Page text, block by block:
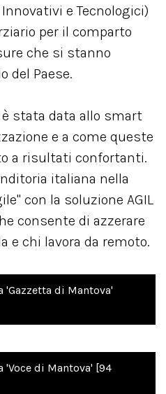
e Tecnologici)
per il comparto
che si stanno
del Paese.
stata data allo smart
e a come queste
a risultati confortanti.
italiana nella
con la soluzione AGIL
consente di azzerare
e chi lavora da remoto.
di Mantova'
di Mantova' [94